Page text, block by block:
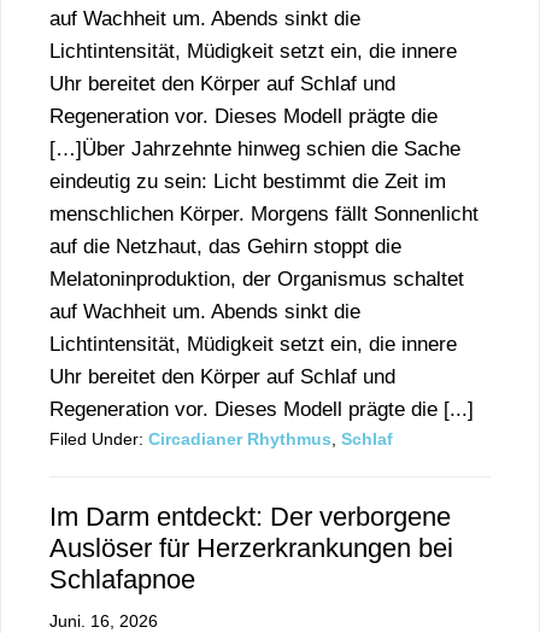
auf Wachheit um. Abends sinkt die
Lichtintensität, Müdigkeit setzt ein, die innere
Uhr bereitet den Körper auf Schlaf und
Regeneration vor. Dieses Modell prägte die
[…]Über Jahrzehnte hinweg schien die Sache
eindeutig zu sein: Licht bestimmt die Zeit im
menschlichen Körper. Morgens fällt Sonnenlicht
auf die Netzhaut, das Gehirn stoppt die
Melatoninproduktion, der Organismus schaltet
auf Wachheit um. Abends sinkt die
Lichtintensität, Müdigkeit setzt ein, die innere
Uhr bereitet den Körper auf Schlaf und
Regeneration vor. Dieses Modell prägte die [...]
Filed Under: Circadianer Rhythmus Schlaf
Im Darm entdeckt: Der verborgene
Auslöser für Herzerkrankungen bei
Schlafapnoe
Juni. 16, 2026